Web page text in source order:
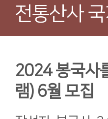
전통산사
2024 봉국사
램) 6월 모집